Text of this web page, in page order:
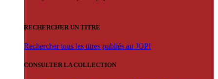
RECHERCHER UN TITRE
Rechercher tous les titres publiés au JOPI
CONSULTER LA COLLECTION